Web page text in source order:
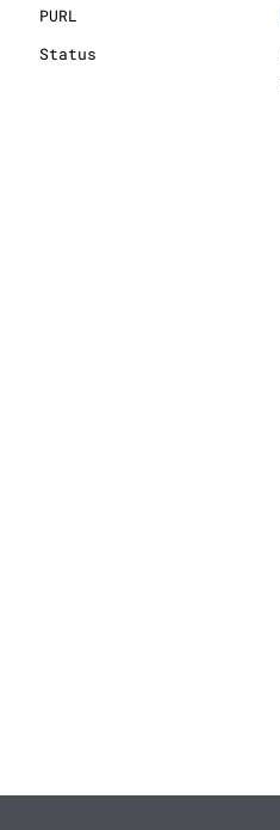
PURL
Status